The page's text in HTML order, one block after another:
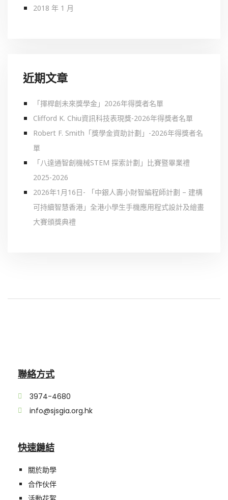
2018 年 1 月
近期文章
「揮桿創未來獎學金」2026年得獎者名單
Clifford K. Chiu資訊科技表現獎-2026年得獎者名單
Robert F. Smith「獎學金資助計劃」-2026年得獎者名
單
「八達通智創機械STEM 探索計劃」比賽暨畢業禮
2025-2026
2026年1月16日- 「中銀人壽小財智編程師計劃 – 建構
可持續智慧香港」全港小學生手機應用程式設計及繪畫
大賽頒獎典禮
聯絡方式
3974-4680
info@sjsgia.org.hk
快速鏈結
關於助學
合作伙伴